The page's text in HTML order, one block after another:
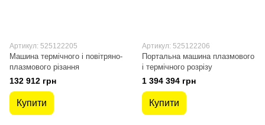
Артикул: 525122205
Машина термічного і повітряно-
плазмового різання
132 912 грн
Купити
Артикул: 525122206
Портальна машина плазмового
і термічного розрізу
1 394 394 грн
Купити